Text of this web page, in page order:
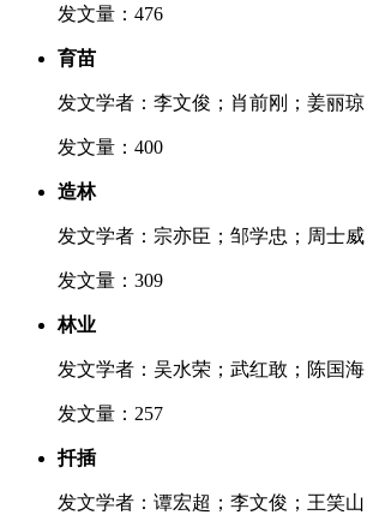
发文量：476
育苗
发文学者：李文俊；肖前刚；姜丽
发文量：400
造林
发文学者：宗亦臣；邹学忠；周士
发文量：309
林业
发文学者：吴水荣；武红敢；陈国
发文量：257
扦插
发文学者：谭宏超；李文俊；王笑